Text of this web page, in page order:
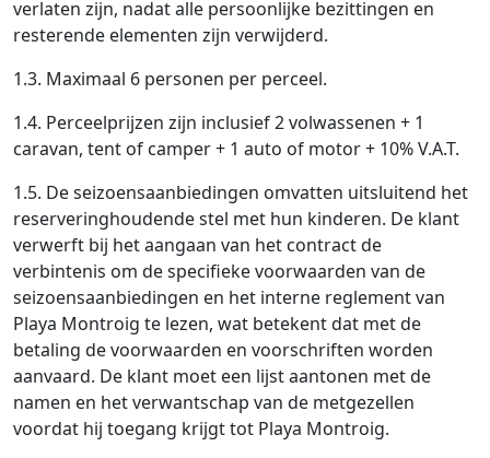
verlaten zijn, nadat alle persoonlijke bezittingen en
resterende elementen zijn verwijderd.
1.3. Maximaal 6 personen per perceel.
1.4. Perceelprijzen zijn inclusief 2 volwassenen + 1
caravan, tent of camper + 1 auto of motor + 10% V.A.T.
1.5. De seizoensaanbiedingen omvatten uitsluitend het
reserveringhoudende stel met hun kinderen. De klant
verwerft bij het aangaan van het contract de
verbintenis om de specifieke voorwaarden van de
seizoensaanbiedingen en het interne reglement van
Playa Montroig te lezen, wat betekent dat met de
betaling de voorwaarden en voorschriften worden
aanvaard. De klant moet een lijst aantonen met de
namen en het verwantschap van de metgezellen
voordat hij toegang krijgt tot Playa Montroig.